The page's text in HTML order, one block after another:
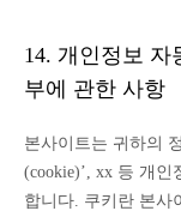
14. 개인정보 자
부에 관한 사항
본사이트는 귀하의
(cookie)’, xx 등 개
합니다. 쿠키란 본사